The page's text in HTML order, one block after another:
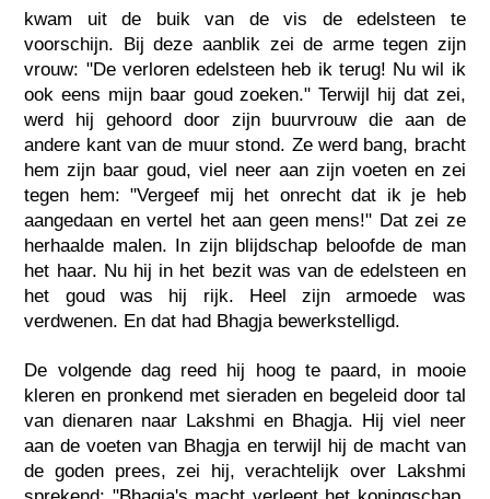
kwam uit de buik van de vis de edelsteen te
voorschijn. Bij deze aanblik zei de arme tegen zijn
vrouw: "De verloren edelsteen heb ik terug! Nu wil ik
ook eens mijn baar goud zoeken." Terwijl hij dat zei,
werd hij gehoord door zijn buurvrouw die aan de
andere kant van de muur stond. Ze werd bang, bracht
hem zijn baar goud, viel neer aan zijn voeten en zei
tegen hem: "Vergeef mij het onrecht dat ik je heb
aangedaan en vertel het aan geen mens!" Dat zei ze
herhaalde malen. In zijn blijdschap beloofde de man
het haar. Nu hij in het bezit was van de edelsteen en
het goud was hij rijk. Heel zijn armoede was
verdwenen. En dat had Bhagja bewerkstelligd.
De volgende dag reed hij hoog te paard, in mooie
kleren en pronkend met sieraden en begeleid door tal
van dienaren naar Lakshmi en Bhagja. Hij viel neer
aan de voeten van Bhagja en terwijl hij de macht van
de goden prees, zei hij, verachtelijk over Lakshmi